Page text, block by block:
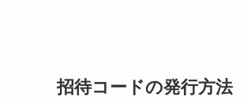
招待コードの発行方法